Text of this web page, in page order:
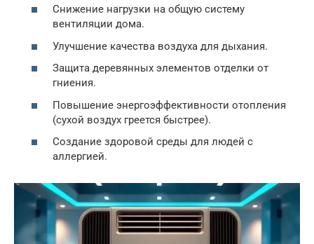
Снижение нагрузки на общую систему
вентиляции дома.
Улучшение качества воздуха для дыхания.
Защита деревянных элементов отделки от
гниения.
Повышение энергоэффективности отопления
(сухой воздух греется быстрее).
Создание здоровой среды для людей с
аллергией.